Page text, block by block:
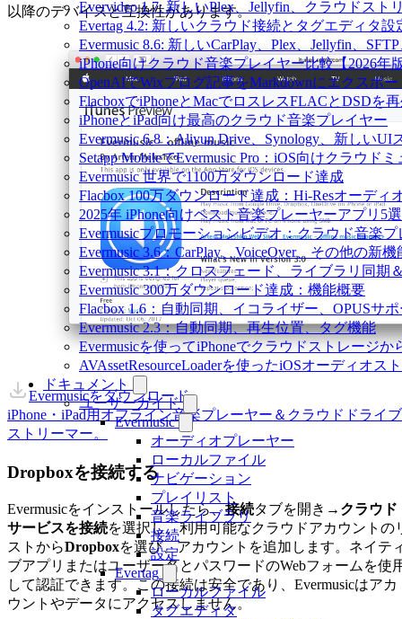
Evervideo 1.7: 新しいPlex、Jellyfin、クラウドス
Evertag 4.2: 新しいクラウド接続とタグエディタ設
Evermusic 8.6: 新しいCarPlay、Plex、Jellyfin、
iPhone向けクラウド音楽プレイヤー比較【2026年
OpenAIでWixブログ記事をMarkdownにエクスポー
FlacboxでiPhoneとMacでロスレスFLACとDSDを
iPhoneとiPad向け最高のクラウド音楽プレイヤー
Evermusic 6.8：Aliyun Drive、Synology、新しいUI
Setapp MobileでEvermusic Pro：iOS向けクラウド
Evermusic 世界で1100万ダウンロード達成
Flacbox 100万ダウンロード達成：Hi-Resオーディ
2025年 iPhone向けベスト音楽プレーヤーアプリ5選
Evermusicプロモーションビデオ：クラウド音楽
Evermusic 3.6：CarPlay、VoiceOver、その他の新機
Evermusic 3.1：クロスフェード、ライブラリ同期
Evermusic 300万ダウンロード達成：機能概要
Flacbox 1.6：自動同期、イコライザー、OPUSサ
Evermusic 2.3：自動同期、再生位置、タグ機能
Evermusicを使ってiPhoneでクラウドストレージ
AVAssetResourceLoaderを使ったiOSオーディオス
ドキュメント
ユーザーガイド
Evermusic
オーディオプレーヤー
ローカルファイル
ナビゲーション
プレイリスト
音楽ライブラリ
接続
設定
Evertag
ローカルファイル
タグエディタ
以降のデバイスと互換性があります。
Evermusicをダウンロード
iPhone・iPad用オフライン音楽プレーヤー＆クラウドドライブ
ストリーマー。
Dropboxを接続する
Evermusicをインストールしたら、接続タブを開き→ クラウド
サービスを接続を選択し、利用可能なクラウドアカウントの
ストからDropboxを選び、アカウントを追加します。ネイテ
ブアプリまたはユーザー名とパスワードのWebフォームを使
して認証できます。この接続は安全であり、Evermusicはアカ
ウントやデータにアクセスしません。